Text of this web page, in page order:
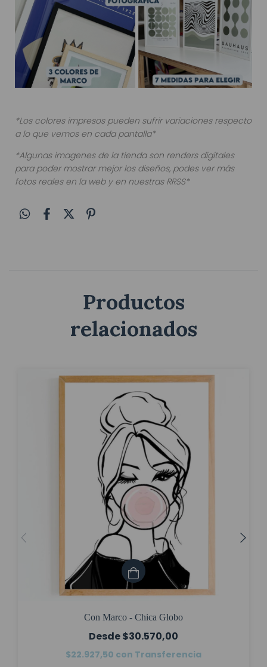
*Los colores impresos pueden sufrir variaciones respecto
a lo que vemos en cada pantalla*
*Algunas imagenes de la tienda son renders digitales
para poder mostrar mejor los diseños, podes ver más
fotos reales en la web y en nuestras RRSS*
Productos
relacionados
Con Marco - Chica Globo
$30.570,00
$22.927,50 con Transferencia